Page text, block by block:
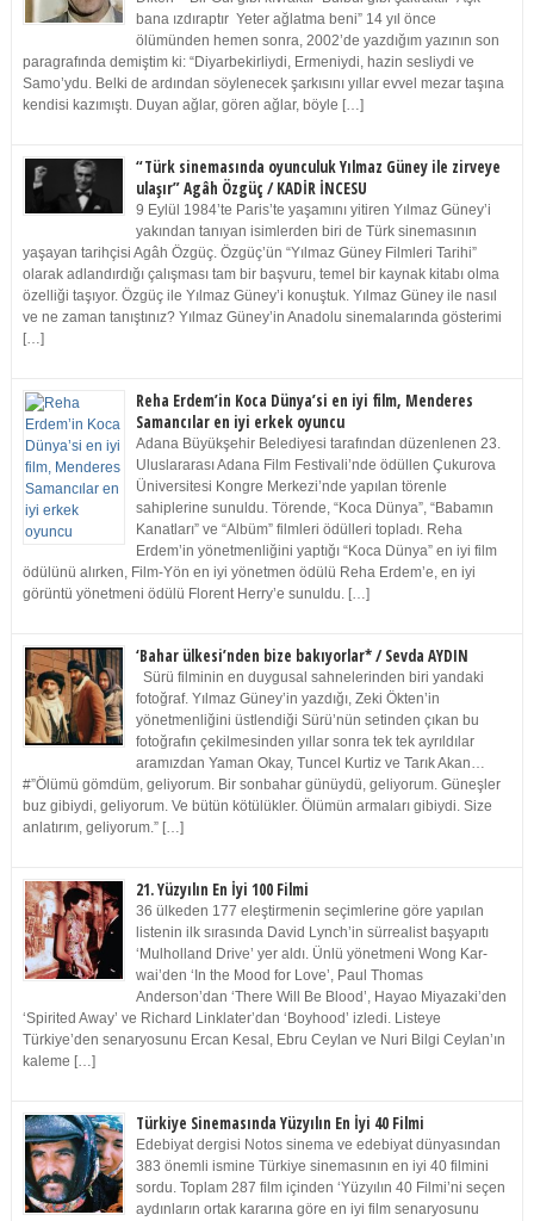
bana ızdıraptır Yeter ağlatma beni” 14 yıl önce
ölümünden hemen sonra, 2002’de yazdığım yazının son
paragrafında demiştim ki: “Diyarbekirliydi, Ermeniydi, hazin sesliydi ve
Samo’ydu. Belki de ardından söylenecek şarkısını yıllar evvel mezar taşına
kendisi kazımıştı. Duyan ağlar, gören ağlar, böyle […]
“Türk sinemasında oyunculuk Yılmaz Güney ile zirveye
ulaşır” Agâh Özgüç / KADİR İNCESU
9 Eylül 1984’te Paris’te yaşamını yitiren Yılmaz Güney’i
yakından tanıyan isimlerden biri de Türk sinemasının
yaşayan tarihçisi Agâh Özgüç. Özgüç’ün “Yılmaz Güney Filmleri Tarihi”
olarak adlandırdığı çalışması tam bir başvuru, temel bir kaynak kitabı olma
özelliği taşıyor. Özgüç ile Yılmaz Güney’i konuştuk. Yılmaz Güney ile nasıl
ve ne zaman tanıştınız? Yılmaz Güney’in Anadolu sinemalarında gösterimi
[…]
Reha Erdem’in Koca Dünya’si en iyi film, Menderes
Samancılar en iyi erkek oyuncu
Adana Büyükşehir Belediyesi tarafından düzenlenen 23.
Uluslararası Adana Film Festivali’nde ödüllen Çukurova
Üniversitesi Kongre Merkezi’nde yapılan törenle
sahiplerine sunuldu. Törende, “Koca Dünya”, “Babamın
Kanatları” ve “Albüm” filmleri ödülleri topladı. Reha
Erdem’in yönetmenliğini yaptığı “Koca Dünya” en iyi film
ödülünü alırken, Film-Yön en iyi yönetmen ödülü Reha Erdem’e, en iyi
görüntü yönetmeni ödülü Florent Herry’e sunuldu. […]
‘Bahar ülkesi’nden bize bakıyorlar* / Sevda AYDIN
Sürü filminin en duygusal sahnelerinden biri yandaki
fotoğraf. Yılmaz Güney’in yazdığı, Zeki Ökten’in
yönetmenliğini üstlendiği Sürü’nün setinden çıkan bu
fotoğrafın çekilmesinden yıllar sonra tek tek ayrıldılar
aramızdan Yaman Okay, Tuncel Kurtiz ve Tarık Akan…
#”Ölümü gömdüm, geliyorum. Bir sonbahar günüydü, geliyorum. Güneşler
buz gibiydi, geliyorum. Ve bütün kötülükler. Ölümün armaları gibiydi. Size
anlatırım, geliyorum.” […]
21. Yüzyılın En İyi 100 Filmi
36 ülkeden 177 eleştirmenin seçimlerine göre yapılan
listenin ilk sırasında David Lynch’in sürrealist başyapıtı
‘Mulholland Drive’ yer aldı. Ünlü yönetmeni Wong Kar-
wai’den ‘In the Mood for Love’, Paul Thomas
Anderson’dan ‘There Will Be Blood’, Hayao Miyazaki’den
‘Spirited Away’ ve Richard Linklater’dan ‘Boyhood’ izledi. Listeye
Türkiye’den senaryosunu Ercan Kesal, Ebru Ceylan ve Nuri Bilgi Ceylan’ın
kaleme […]
Türkiye Sinemasında Yüzyılın En İyi 40 Filmi
Edebiyat dergisi Notos sinema ve edebiyat dünyasından
383 önemli ismine Türkiye sinemasının en iyi 40 filmini
sordu. Toplam 287 film içinden ‘Yüzyılın 40 Filmi’ni seçen
aydınların ortak kararına göre en iyi film senaryosunu